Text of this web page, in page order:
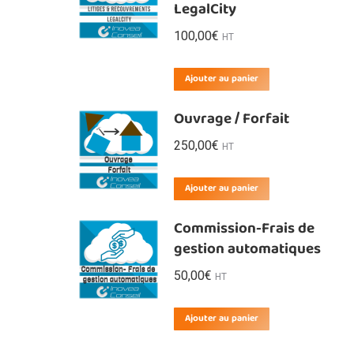
LegalCity
100,00€ HT
Ajouter au panier
Ouvrage / Forfait
250,00€ HT
Ajouter au panier
Commission-Frais de
gestion automatiques
50,00€ HT
Ajouter au panier